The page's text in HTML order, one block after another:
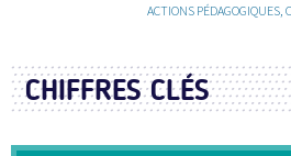
ACTIONS PÉDAGOGIQUES,
CHIFFRES CLÉS